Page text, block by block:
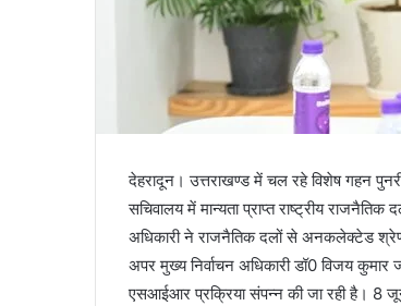
देहरादून। उत्तराखण्ड में चल रहे विशेष गहन
सचिवालय में मान्यता प्राप्त राष्ट्रीय
अधिकारी ने राजनैतिक दलों से अनकलेक्टेड
अपर मुख्य निर्वाचन अधिकारी डॉ0 विजय
एसआईआर प्रक्रिया संपन्न की जा रही है। 8